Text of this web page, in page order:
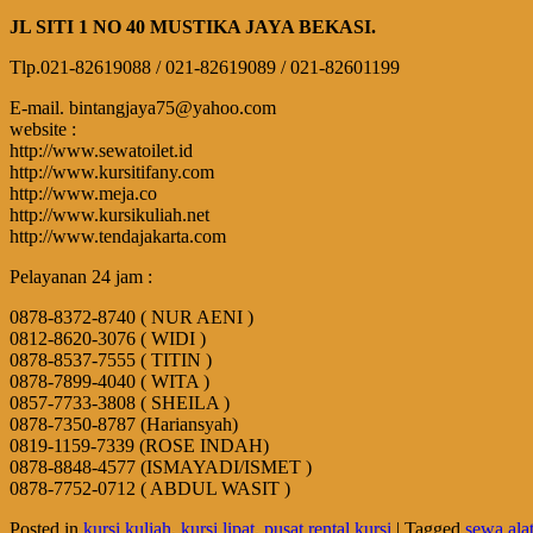
JL SITI 1 NO 40 MUSTIKA JAYA BEKASI.
Tlp.021-82619088 / 021-82619089 / 021-82601199
E-mail. bintangjaya75@yahoo.com
website :
http://www.sewatoilet.id
http://www.kursitifany.com
http://www.meja.co
http://www.kursikuliah.net
http://www.tendajakarta.com
Pelayanan 24 jam :
0878-8372-8740 ( NUR AENI )
0812-8620-3076 ( WIDI )
0878-8537-7555 ( TITIN )
0878-7899-4040 ( WITA )
0857-7733-3808 ( SHEILA )
0878-7350-8787 (Hariansyah)
0819-1159-7339 (ROSE INDAH)
0878-8848-4577 (ISMAYADI/ISMET )
0878-7752-0712 ( ABDUL WASIT )